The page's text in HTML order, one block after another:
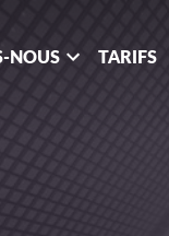
NOUS TARIFS